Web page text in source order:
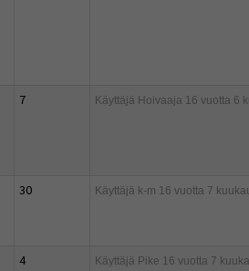
7 Käyttäjä Hoivaaja 16 vuotta 6
30 Käyttäjä k-m 16 vuotta 7
4 Käyttäjä Pike 16 vuotta 7